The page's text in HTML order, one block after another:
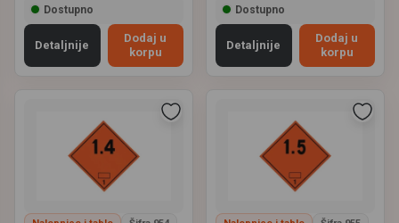
Dostupno
Detaljnije
Dodaj u
korpu
Dostupno
Detaljnije
Dodaj u
korpu